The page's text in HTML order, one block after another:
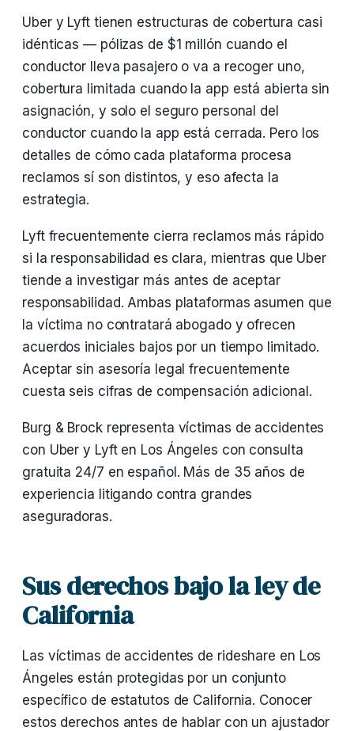
Uber y Lyft tienen estructuras de cobertura casi
idénticas — pólizas de $1 millón cuando el
conductor lleva pasajero o va a recoger uno,
cobertura limitada cuando la app está abierta sin
asignación, y solo el seguro personal del
conductor cuando la app está cerrada. Pero los
detalles de cómo cada plataforma procesa
reclamos sí son distintos, y eso afecta la
estrategia.
Lyft frecuentemente cierra reclamos más rápido
si la responsabilidad es clara, mientras que Uber
tiende a investigar más antes de aceptar
responsabilidad. Ambas plataformas asumen que
la víctima no contratará abogado y ofrecen
acuerdos iniciales bajos por un tiempo limitado.
Aceptar sin asesoría legal frecuentemente
cuesta seis cifras de compensación adicional.
Burg & Brock representa víctimas de accidentes
con Uber y Lyft en Los Ángeles con consulta
gratuita 24/7 en español. Más de 35 años de
experiencia litigando contra grandes
aseguradoras.
Sus derechos bajo la ley de
California
Las víctimas de accidentes de rideshare en Los
Ángeles están protegidas por un conjunto
específico de estatutos de California. Conocer
estos derechos antes de hablar con un ajustador